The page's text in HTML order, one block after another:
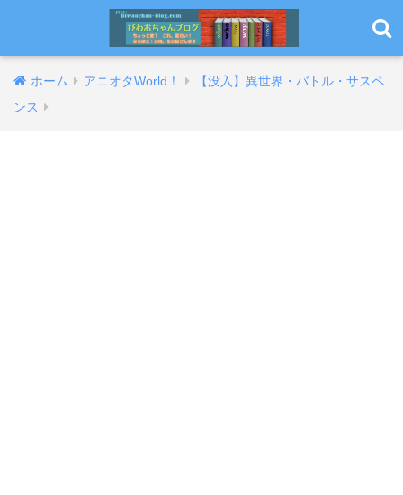
ホーム アニオタWorld！
【没入】異世界・バトル・サスペ
ンス